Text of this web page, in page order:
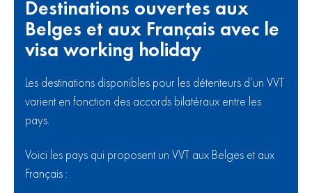
Destinations ouvertes aux
Belges et aux Français avec le
visa working holiday
Les destinations disponibles pour les détenteurs d’un VVT
varient en fonction des accords bilatéraux entre les
pays.
Voici les pays qui proposent un VVT aux Belges et aux
Français :